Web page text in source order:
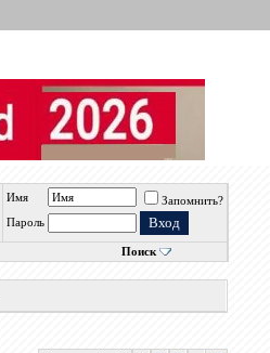
Имя
Запомнить?
Пароль
Поиск